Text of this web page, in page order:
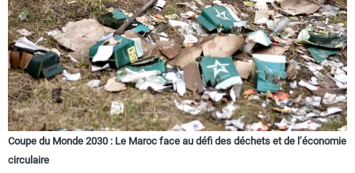
Coupe du Monde 2030 : Le Maroc face au défi des déchets et de l’économie
circulaire